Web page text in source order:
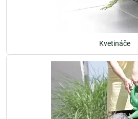
Kvetináče